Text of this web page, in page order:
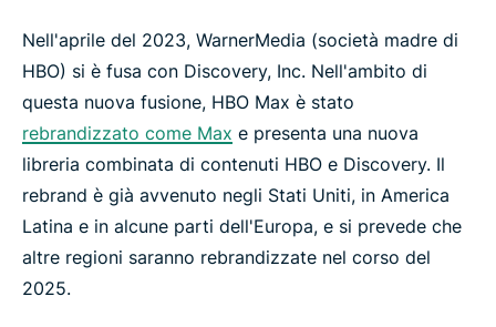
Nell'aprile del 2023, WarnerMedia (società madre di
HBO) si è fusa con Discovery, Inc. Nell'ambito di
questa nuova fusione, HBO Max è stato
rebrandizzato come Max e presenta una nuova
libreria combinata di contenuti HBO e Discovery. Il
rebrand è già avvenuto negli Stati Uniti, in America
Latina e in alcune parti dell'Europa, e si prevede che
altre regioni saranno rebrandizzate nel corso del
2025.